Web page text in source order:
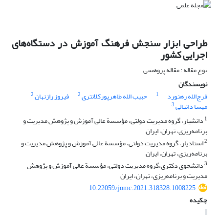
طراحی ابزار سنجش فرهنگ آموزش در دستگاه‌های
اجرایی کشور
نوع مقاله : مقاله پژوهشی
نویسندگان
فرج‌‌الله رهنورد
1 حبیب الله طاهرپورکلانتری2 فیروز رازنهان2
مهسا دانیالی3
1 دانشیار، گروه مدیریت دولتی، مؤسسة عالی آموزش و پژوهش مدیریت و
برنامه‌ریزی، تهران، ایران
2استادیار، گروه مدیریت دولتی، مؤسسة عالی آموزش و پژوهش مدیریت و
برنامه‌ریزی، تهران، ایران
3دانشجوی دکتری،گروه مدیریت دولتی، مؤسسة عالی آموزش و پژوهش
مدیریت و برنامه‌ریزی، تهران، ایران
10.22059/jomc.2021.318328.1008225
چکیده